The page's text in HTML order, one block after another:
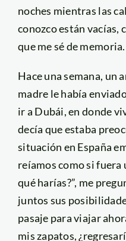
noches mientras las
conozco están vacías,
que me sé de memoria.
Hace una semana, un
madre le había
ir a Dubái, en donde
decía que estaba
situación en España
reíamos como si fuera
qué harías?”, me
juntos sus
pasaje para viajar
mis zapatos,